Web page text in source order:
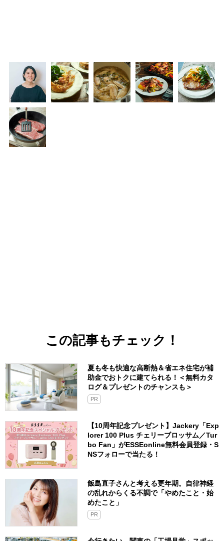
この記事もチェック！
夏も冬も快適な高断熱＆省エネ住宅が補
助金でおトクに建てられる！＜無料カタ
ログ＆プレゼントのチャンスも＞
PR
【10周年記念プレゼント】Jackery「Exp
lorer 100 Plus チェリーブロッサム／Tur
bo Fan」がESSEonline無料会員登録・S
NSフォローで当たる！
飯島直子さんと考える更年期。自律神経
の乱れからくる不調で「やめたこと・始
めたこと」
PR